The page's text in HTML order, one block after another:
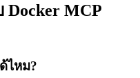
MCP
ไหม?